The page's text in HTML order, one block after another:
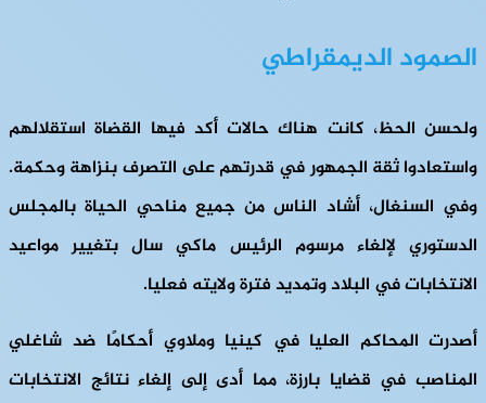
الصمود الديمقراطي
ولحسن الحظ، كانت هناك حالات أكد فيها القضاة استقلالهم
واستعادوا ثقة الجمهور في قدرتهم على التصرف بنزاهة وحكمة.
وفي السنغال، أشاد الناس من جميع مناحي الحياة بالمجلس
الدستوري لإلغاء مرسوم الرئيس ماكي سال بتغيير مواعيد
الانتخابات في البلاد وتمديد فترة ولايته فعليا.
أصدرت المحاكم العليا في كينيا وملاوي أحكامًا ضد شاغلي
المناصب في قضايا بارزة، مما أدى إلى إلغاء نتائج الانتخابات